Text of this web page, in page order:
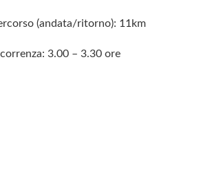
(andata/ritorno): 11km
3.00 – 3.30 ore